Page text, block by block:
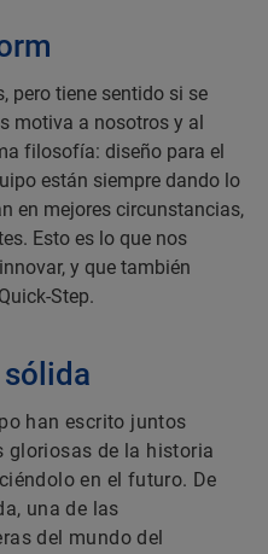
pero tiene sentido si se
motiva a nosotros y al
filosofía: diseño para el
están siempre dando lo
en mejores circunstancias,
Esto es lo que nos
y que también
Step.
han escrito juntos
gloriosas de la historia
en el futuro. De
una de las
del mundo del